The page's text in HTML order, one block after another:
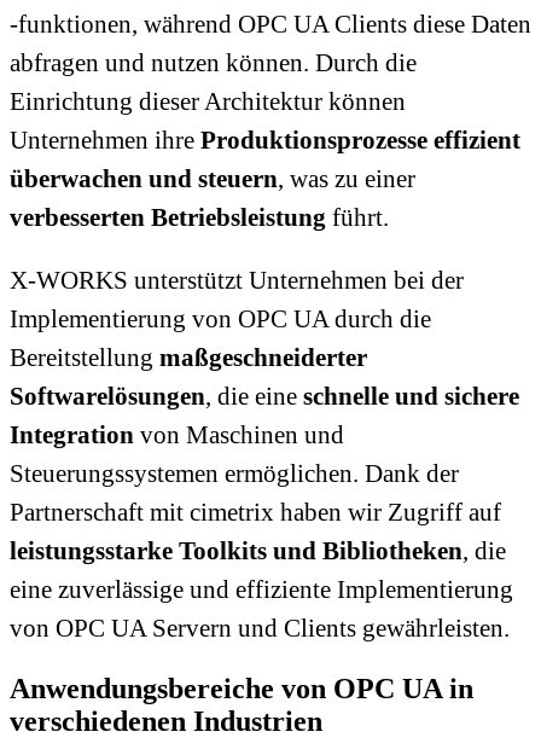
-funktionen, während OPC UA Clients diese Daten
abfragen und nutzen können. Durch die
Einrichtung dieser Architektur können
Unternehmen ihre Produktionsprozesse effizient
überwachen und steuern , was zu einer
verbesserten Betriebsleistung führt.
X-WORKS unterstützt Unternehmen bei der
Implementierung von OPC UA durch die
Bereitstellung maßgeschneiderter
Softwarelösungen, die eine schnelle und sichere
Integration von Maschinen und
Steuerungssystemen ermöglichen. Dank der
Partnerschaft mit cimetrix haben wir Zugriff auf
leistungsstarke Toolkits und Bibliotheken, die
eine zuverlässige und effiziente Implementierung
von OPC UA Servern und Clients gewährleisten.
Anwendungsbereiche von OPC UA in
verschiedenen Industrien